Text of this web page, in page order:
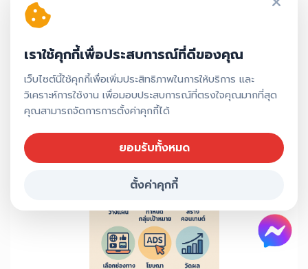
ให้คุณเห็นข้อมูลจริง และพัฒนาอย่างต่อเนื่อง
หากคุณยังไม่แน่ใจว่าจะเริ่มจากตรงไหน ไม่ต้องกังวล!
ทีมของเราพร้อมให้คำปรึกษาฟรี และช่วยวางแผนการ
เราใช้คุกกี้เพื่อประสบการณ์ที่ดีของคุณ
เว็บไซต์นี้ใช้คุกกี้เพื่อเพิ่มประสิทธิภาพในการให้บริการ และ
วิเคราะห์การใช้งาน เพื่อมอบประสบการณ์ที่ตรงใจคุณมากที่สุด
คุณสามารถจัดการการตั้งค่าคุกกี้ได้
ยอมรับทั้งหมด
ตั้งค่าคุกกี้